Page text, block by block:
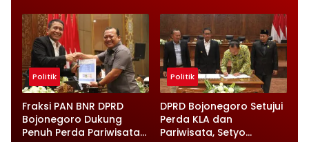
Infrastruktur Diperkuat
Disampaikan
Politik
Fraksi PAN BNR DPRD
Bojonegoro Dukung
Penuh Perda Pariwisata
Politik
DPRD Bojonegoro Setujui
Perda KLA dan
Pariwisata, Setyo